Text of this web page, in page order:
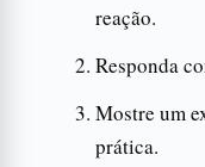
reação.
Responda
Mostre um
prática.